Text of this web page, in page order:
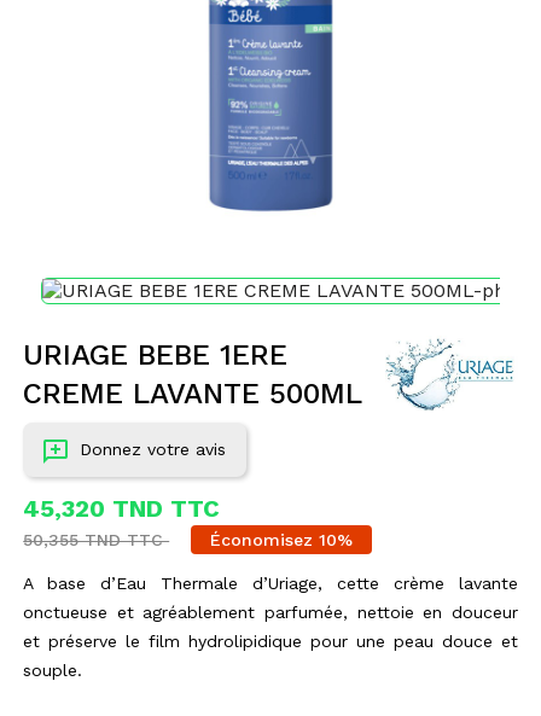
URIAGE BEBE 1ERE
CREME LAVANTE 500ML
Donnez votre avis
45,320 TND TTC
50,355 TND TTC Économisez 10%
A base d’Eau Thermale d’Uriage, cette crème lavante
onctueuse et agréablement parfumée, nettoie en douceur
et préserve le film hydrolipidique pour une peau douce et
souple.